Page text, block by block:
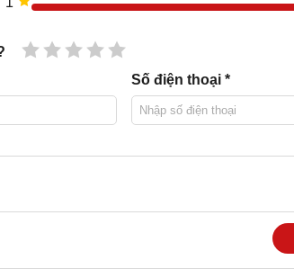
là khá gọn nhưng có thể lưu trữ lượng
5 sao
4 sao
3 sao
2 sao
1 sao
Số điện thoại *